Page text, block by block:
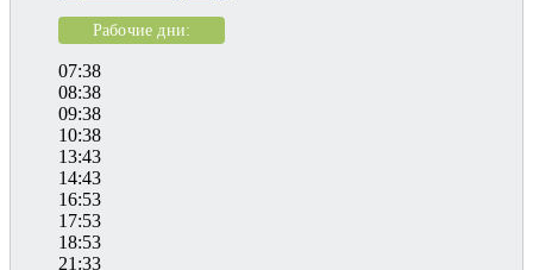
Рабочие дни:
07:38
08:38
09:38
10:38
13:43
14:43
16:53
17:53
18:53
21:33